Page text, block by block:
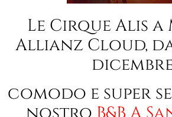
Le Cirque Alis
Allianz Cloud,
comodo e super